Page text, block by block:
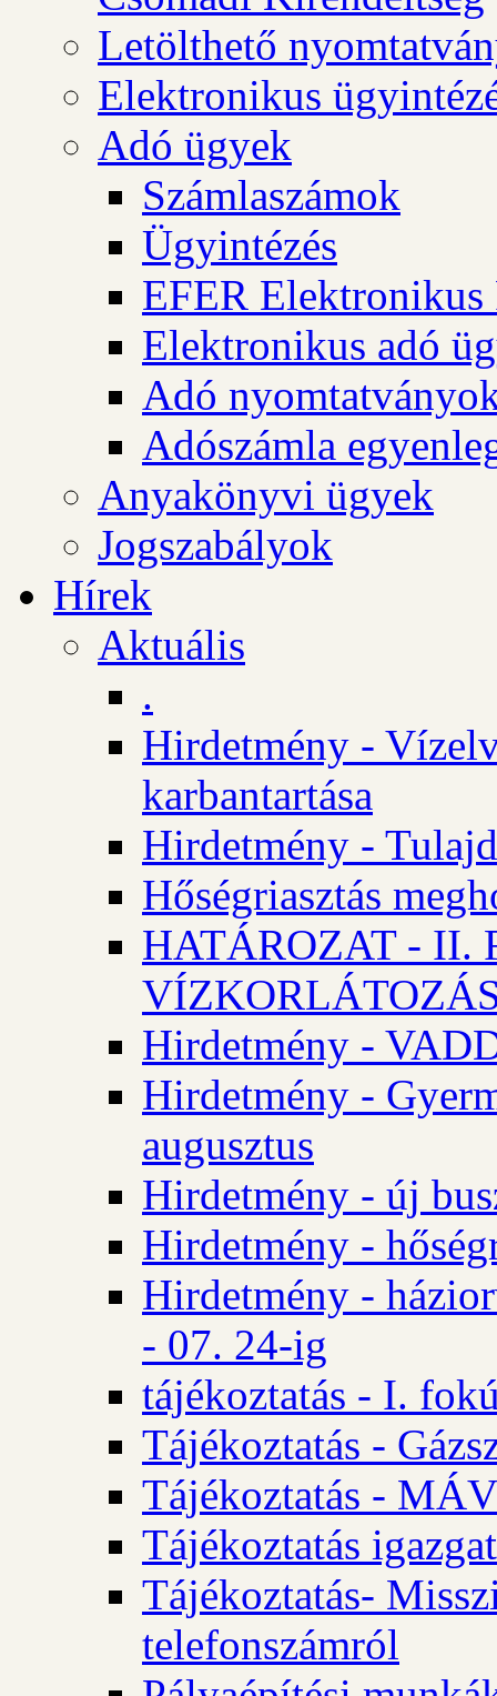
Letölthető
Elektronikus
Adó ügyek
Számlaszámok
Ügyintézés
EFER Elektronikus
Elektronikus adó
Adó
Adószámla
Anyakönyvi ügyek
Jogszabályok
Hírek
Aktuális
.
Hirdetmény -
karbantartása
Hirdetmény -
Hőségriasztás
HATÁROZAT - II.
Hirdetmény -
Hirdetmény -
augusztus
Hirdetmény - új
Hirdetmény -
Hirdetmény -
- 07. 24-ig
tájékoztatás - I.
Tájékoztatás -
Tájékoztatás -
Tájékoztatás
Tájékoztatás-
telefonszámról